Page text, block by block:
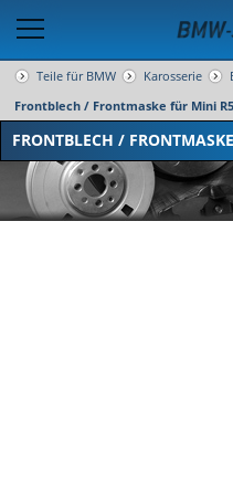
Teile für BMW Karosserie
Frontblech / Frontmaske für Mini
FRONTBLECH /